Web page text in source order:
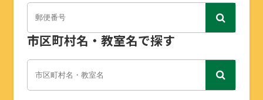
市区町村名・教室名で探す